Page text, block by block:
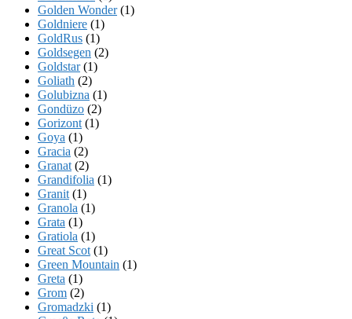
Golden Wonder(1)
Goldniere (1)
GoldRus (1)
Goldsegen (2)
Goldstar(1)
Goliath (2)
Golubizna (1)
Gondüzo (2)
Gorizont (1)
Goya (1)
Gracia (2)
Granat (2)
Grandifolia (1)
Granit (1)
Granola (1)
Grata (1)
Gratiola (1)
Great Scot (1)
Green Mountain (1)
Greta (1)
Grom (2)
Gromadzki (1)